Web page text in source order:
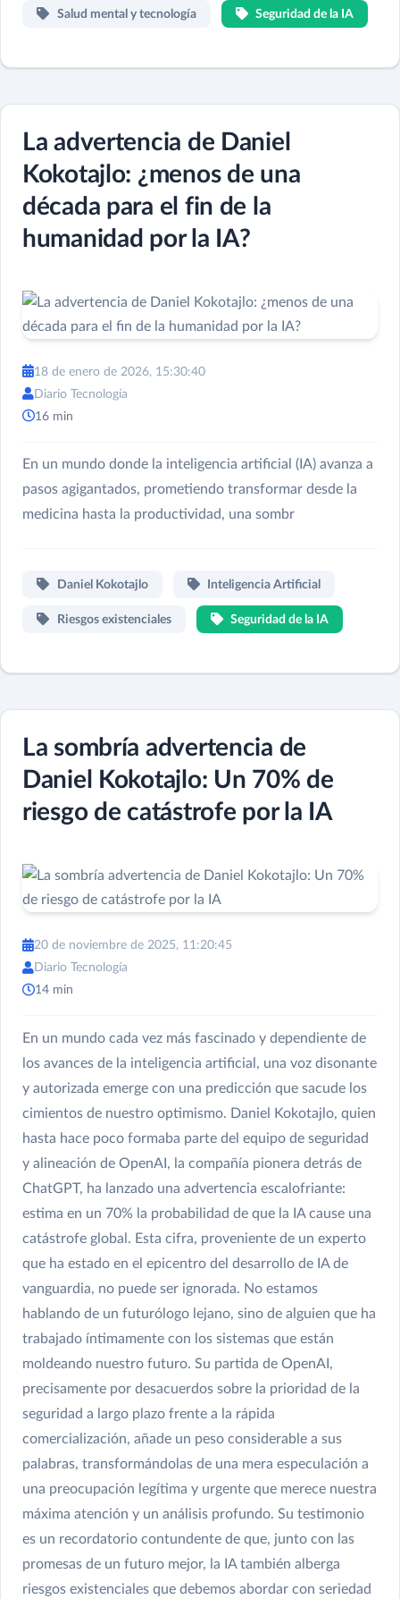
Salud mental y tecnología Seguridad de la IA
La advertencia de Daniel
Kokotajlo: ¿menos de una
década para el fin de la
humanidad por la IA?
18 de enero de 2026, 15:30:40
Diario Tecnología
16 min
En un mundo donde la inteligencia artificial (IA) avanza a
pasos agigantados, prometiendo transformar desde la
medicina hasta la productividad, una sombr
Daniel Kokotajlo Inteligencia Artificial
Riesgos existenciales Seguridad de la IA
La sombría advertencia de
Daniel Kokotajlo: Un 70% de
riesgo de catástrofe por la IA
20 de noviembre de 2025, 11:20:45
Diario Tecnología
14 min
En un mundo cada vez más fascinado y dependiente de
los avances de la inteligencia artificial, una voz disonante
y autorizada emerge con una predicción que sacude los
cimientos de nuestro optimismo. Daniel Kokotajlo, quien
hasta hace poco formaba parte del equipo de seguridad
y alineación de OpenAI, la compañía pionera detrás de
ChatGPT, ha lanzado una advertencia escalofriante:
estima en un 70% la probabilidad de que la IA cause una
catástrofe global. Esta cifra, proveniente de un experto
que ha estado en el epicentro del desarrollo de IA de
vanguardia, no puede ser ignorada. No estamos
hablando de un futurólogo lejano, sino de alguien que ha
trabajado íntimamente con los sistemas que están
moldeando nuestro futuro. Su partida de OpenAI,
precisamente por desacuerdos sobre la prioridad de la
seguridad a largo plazo frente a la rápida
comercialización, añade un peso considerable a sus
palabras, transformándolas de una mera especulación a
una preocupación legítima y urgente que merece nuestra
máxima atención y un análisis profundo. Su testimonio
es un recordatorio contundente de que, junto con las
promesas de un futuro mejor, la IA también alberga
riesgos existenciales que debemos abordar con seriedad